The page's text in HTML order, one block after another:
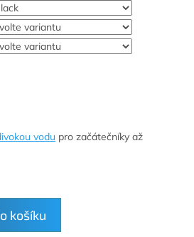
košíku
vodu pro začátečníky až